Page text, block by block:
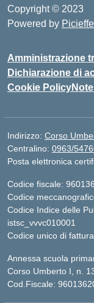
Copyright © 2023
Powered by
Amministrazione
Dichiarazione di
Cookie Policy
Indirizzo: Corso
Centralino: 0963/
Posta elettronica
Codice fiscale:
Codice
Codice Indice delle
istsc_vvvc010001
Codice unico di
Annessa scuola
Corso Umberto I, n.
Cod.Fiscale: